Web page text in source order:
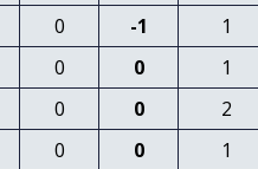
0 -1
1
0 0
1
0 0
2
0 0
1